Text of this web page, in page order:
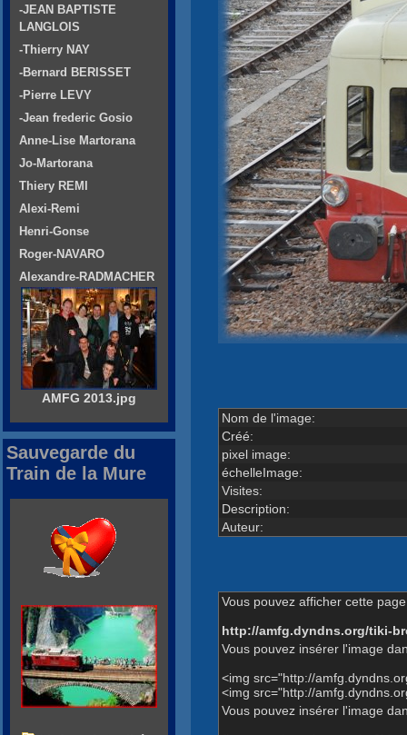
Nom de l'image:
Créé:
pixel image:
échelleImage:
Visites:
Description:
Auteur:
Vous pouvez afficher cette
http://amfg.dyndns.org/tiki-
Vous pouvez insérer l'image
<img src="http://
<img src="http://
Vous pouvez insérer l'image
-JEAN BAPTISTE
LANGLOIS
-Thierry NAY
-Bernard BERISSET
-Pierre LEVY
-Jean frederic Gosio
Anne-Lise Martorana
Jo-Martorana
Thiery REMI
Alexi-Remi
Henri-Gonse
Roger-NAVARO
Alexandre-RADMACHER
AMFG 2013.jpg
Sauvegarde du
Train de la Mure